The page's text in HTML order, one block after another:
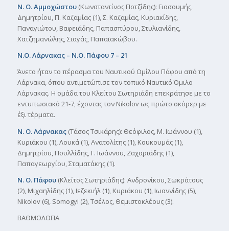
Ν. Ο. Αμμοχώστου (Κωνσταντίνος Ποτζίδης): Γιασουμής,
Δημητρίου, Π. Καζαμίας (1), Σ. Καζαμίας, Κυριακίδης,
Παναγιώτου, Βαφειάδης, Παπασπύρου, Στυλιανίδης,
Χατζημανώλης, Σιαγάς, Παπαϊακώβου.
Ν.Ο. Λάρνακας – Ν.Ο. Πάφου 7 – 21
Άνετο ήταν το πέρασμα του Ναυτικού Ομίλου Πάφου από τη
Λάρνακα, όπου αντιμετώπισε τον τοπικό Ναυτικό Όμιλο
Λάρνακας. Η ομάδα του Κλείτου Σωτηριάδη επεκράτησε με το
εντυπωσιακό 21-7, έχοντας τον Nikolov ως πρώτο σκόρερ με
έξι τέρματα.
Ν. Ο. Λάρνακας (Τάσος Τσικάρης): Θεόφιλος, Μ. Ιωάννου (1),
Κυριάκου (1), Λουκά (1), Ανατολίτης (1), Κουκουμάς (1),
Δημητρίου, Πουλλίδης, Γ. Ιωάννου, Ζαχαριάδης (1),
Παπαγεωργίου, Σταματάκης (1).
Ν. Ο. Πάφου (Κλείτος Σωτηριάδης): Ανδρονίκου, Σωκράτους
(2), Μιχαηλίδης (1), Ιεζεκιήλ (1), Κυριάκου (1), Ιωαννίδης (5),
Nikolov (6), Somogyi (2), Τσέλος, Θεμιστοκλέους (3).
ΒΑΘΜΟΛΟΓΙΑ